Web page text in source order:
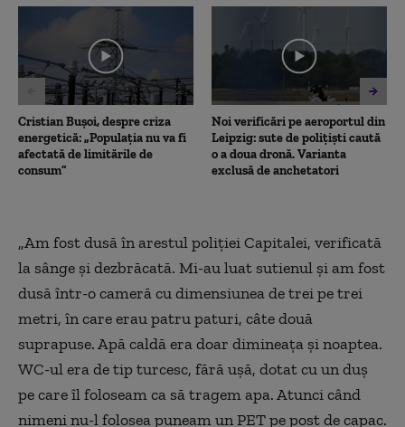
2
minutes,
seconds
Cristian Bușoi, despre criza
energetică: „Populația nu va fi
afectată de limitările de
consum”
Noi verificări pe aeroportul din
Leipzig: sute de polițiști caută
o a doua dronă. Varianta
exclusă de anchetatori
„Am fost dusă în arestul poliţiei Capitalei, verificată
la sânge şi dezbrăcată. Mi-au luat sutienul şi am fost
dusă într-o cameră cu dimensiunea de trei pe trei
metri, în care erau patru paturi, câte două
suprapuse. Apă caldă era doar dimineaţa şi noaptea.
WC-ul era de tip turcesc, fără uşă, dotat cu un duş
pe care îl foloseam ca să tragem apa. Atunci când
nimeni nu-l folosea puneam un PET pe post de capac.